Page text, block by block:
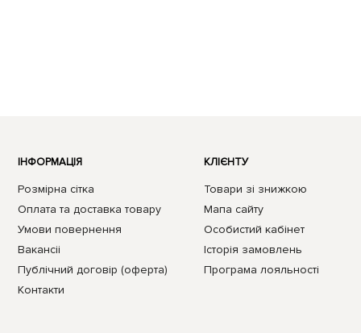
ІНФОРМАЦІЯ
Розмірна сітка
Оплата та доставка товару
Умови повернення
Вакансii
Публічний договір (оферта)
Контакти
КЛІЄНТУ
Товари зі знижкою
Мапа сайту
Особистий кабінет
Історія замовлень
Програма лояльності